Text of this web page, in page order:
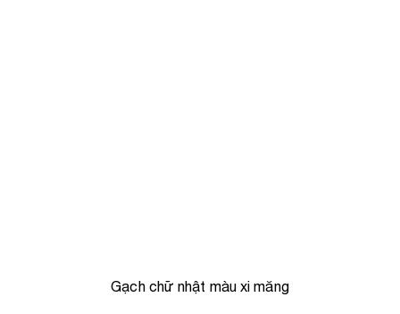
Gạch chữ nhật màu xi măng